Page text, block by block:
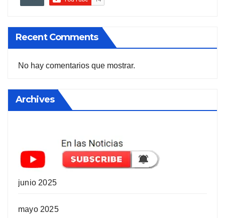
Recent Comments
No hay comentarios que mostrar.
Archives
junio 2025
mayo 2025